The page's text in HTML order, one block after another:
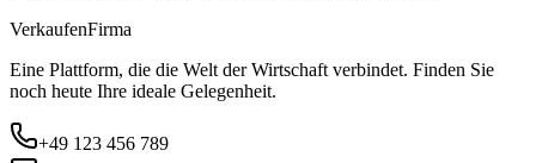
VerkaufenFirma
Eine Plattform, die die Welt der Wirtschaft verbindet. Finden Sie
noch heute Ihre ideale Gelegenheit.
+49 123 456 789